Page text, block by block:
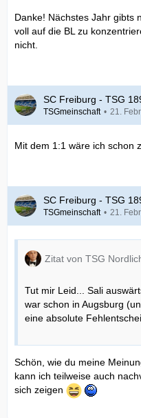
Danke! Nächstes Jahr gibts
voll auf die BL zu
nicht.
SC Freiburg - TSG
TSGmeinschaft 21.
Mit dem 1:1 wäre ich schon
SC Freiburg - TSG
TSGmeinschaft 21.
Zitat von TSG
Tut mir Leid... Sali
war schon in Augsburg
eine absolute
Schön, wie du meine
kann ich teilweise auch
sich zeigen